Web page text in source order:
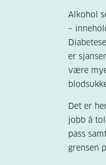
Alkohol
–
er
være
Det er
jobb å
pass
grensen